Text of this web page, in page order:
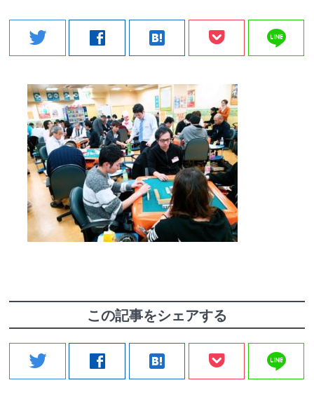
twitter facebook hatenabookmark line
この記事をシェアする
twitter facebook hatenabookmark line